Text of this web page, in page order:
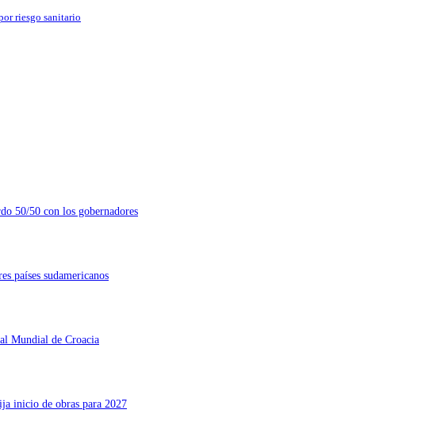
riesgo sanitario
50/50 con los gobernadores
países sudamericanos
Mundial de Croacia
inicio de obras para 2027